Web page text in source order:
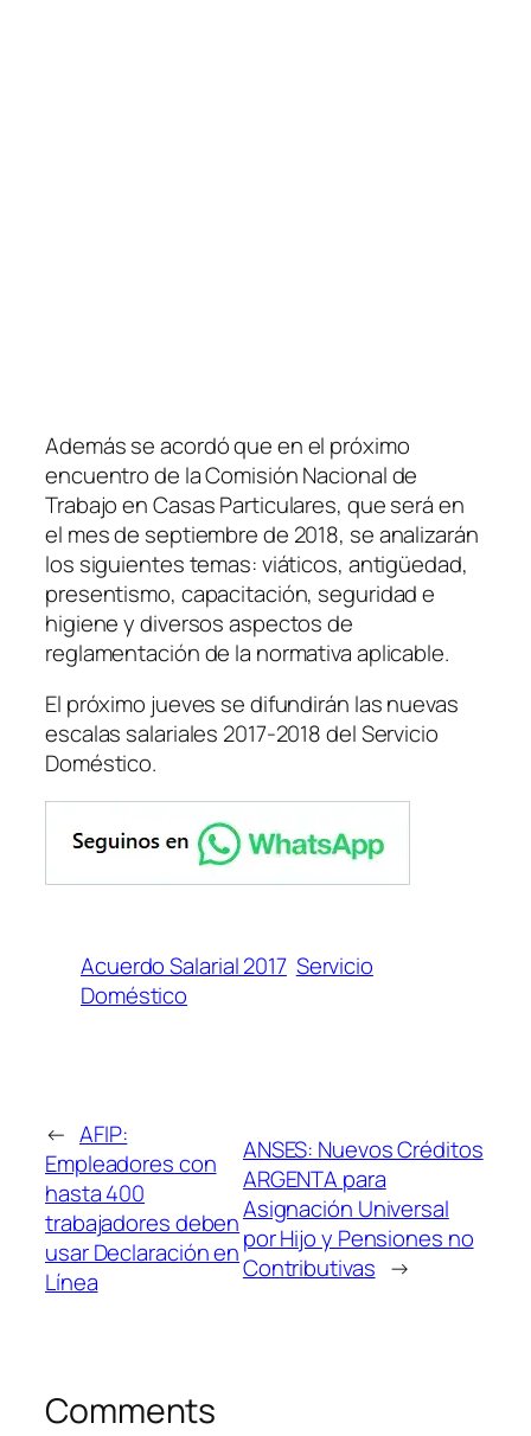
Además se acordó que en el próximo
encuentro de la Comisión Nacional de
Trabajo en Casas Particulares, que será en
el mes de septiembre de 2018, se analizarán
los siguientes temas: viáticos, antigüedad,
presentismo, capacitación, seguridad e
higiene y diversos aspectos de
reglamentación de la normativa aplicable.
El próximo jueves se difundirán las nuevas
escalas salariales 2017-2018 del Servicio
Doméstico.
Acuerdo Salarial 2017 Servicio
Doméstico
← AFIP:
Empleadores con
hasta 400
trabajadores deben
usar Declaración en
Línea
ANSES: Nuevos Créditos
ARGENTA para
Asignación Universal
por Hijo y Pensiones no
Contributivas →
Comments